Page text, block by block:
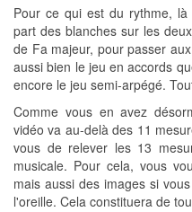
Pour ce qui est du rythme,
part des blanches sur les
de Fa majeur, pour passer
aussi bien le jeu en accords
encore le jeu semi-arpégé.
Comme vous en avez
vidéo va au-delà des 11
vous de relever les 13
musicale. Pour cela, vous
mais aussi des images si
l'oreille. Cela constituera de